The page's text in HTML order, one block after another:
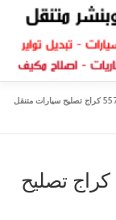
بنشر متنقل
كراج متنقل الهجن 55773600 كراج تصليح سيارات متنقل
كراج متنقل الهجن 55773600 كراج تصليح